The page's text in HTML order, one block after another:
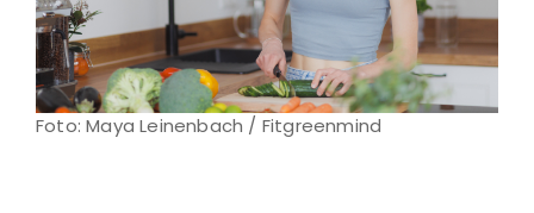
Foto: Maya Leinenbach / Fitgreenmind